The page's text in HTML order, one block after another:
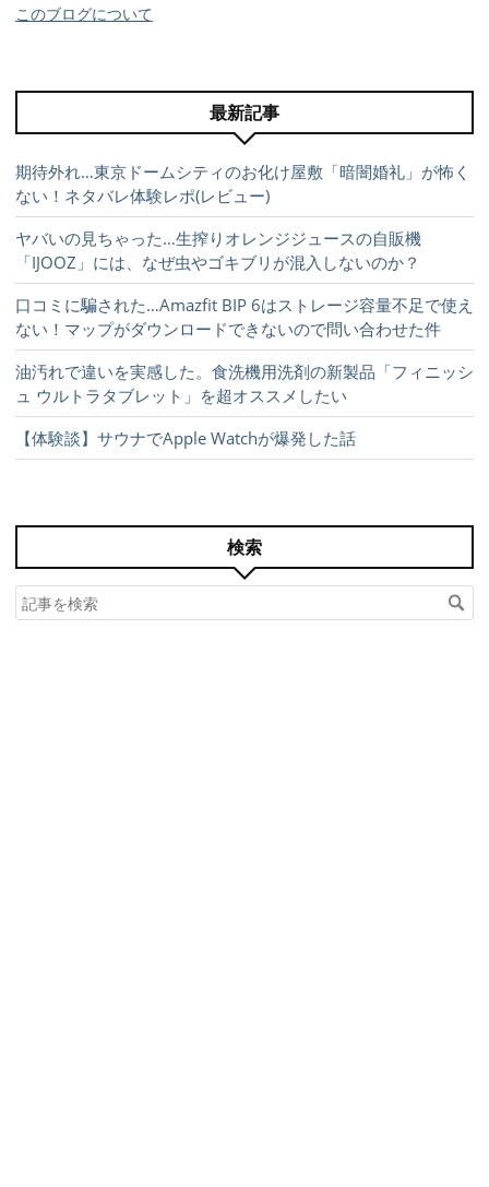
このブログについて
最新記事
期待外れ…東京ドームシティのお化け屋敷「暗闇婚礼」が怖く
ない！ネタバレ体験レポ(レビュー)
ヤバいの見ちゃった…生搾りオレンジジュースの自販機
「IJOOZ」には、なぜ虫やゴキブリが混入しないのか？
口コミに騙された…Amazfit BIP 6はストレージ容量不足で使え
ない！マップがダウンロードできないので問い合わせた件
油汚れで違いを実感した。食洗機用洗剤の新製品「フィニッシ
ュ ウルトラタブレット」を超オススメしたい
【体験談】サウナでApple Watchが爆発した話
検索